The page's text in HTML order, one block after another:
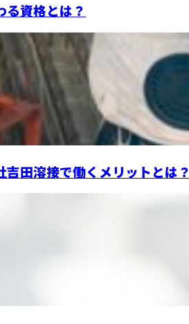
る資格とは？
吉田溶接で働くメリットとは？